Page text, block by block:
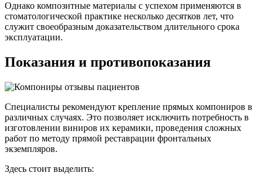
Однако композитные материалы с успехом применяются в
стоматологической практике несколько десятков лет, что
служит своеобразным доказательством длительного срока
эксплуатации.
Показания и противопоказания
Специалисты рекомендуют крепление прямых компониров в
различных случаях. Это позволяет исключить потребность в
изготовлении виниров их керамики, проведения сложных
работ по методу прямой реставрации фронтальных
экземпляров.
Здесь стоит выделить: